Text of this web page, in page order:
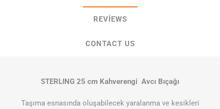
REVIEWS
CONTACT US
STERLING 25 cm Kahverengi Avcı Bıçağı
Taşıma esnasında oluşabilecek yaralanma ve kesikleri